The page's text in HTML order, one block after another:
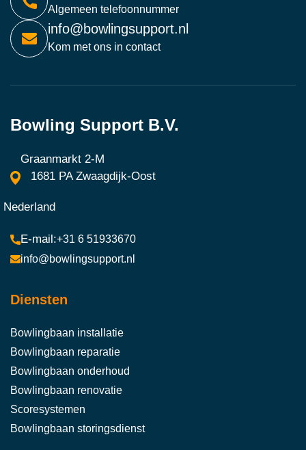
Algemeen telefoonnummer
info@bowlingsupport.nl
Kom met ons in contact
Bowling Support B.V.
Graanmarkt 2-M
1681 PA Zwaagdijk-Oost
Nederland
+31 6 51933670
info@bowlingsupport.nl
Diensten
Bowlingbaan installatie
Bowlingbaan reparatie
Bowlingbaan onderhoud
Bowlingbaan renovatie
Scoresystemen
Bowlingbaan storingsdienst